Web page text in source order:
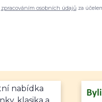
zpracováním osobních údajůza
nabídka